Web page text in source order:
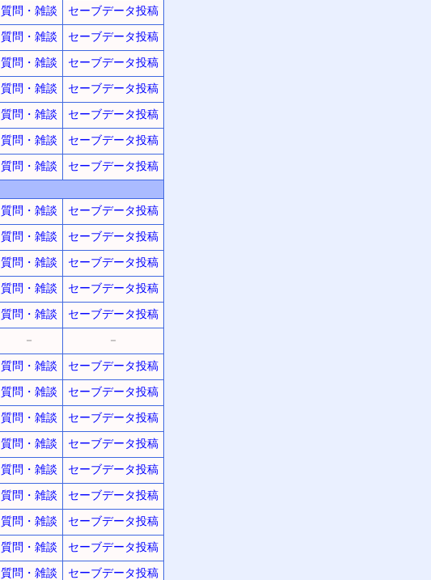
質問・雑談 セーブデータ投稿
質問・雑談 セーブデータ投稿
質問・雑談 セーブデータ投稿
質問・雑談 セーブデータ投稿
質問・雑談 セーブデータ投稿
質問・雑談 セーブデータ投稿
質問・雑談
セーブデータ投稿
質問・雑談 セーブデータ投稿
質問・雑談 セーブデータ投稿
質問・雑談 セーブデータ投稿
質問・雑談 セーブデータ投稿
質問・雑談 セーブデータ投稿
－ －
質問・雑談 セーブデータ投稿
質問・雑談 セーブデータ投稿
質問・雑談 セーブデータ投稿
質問・雑談 セーブデータ投稿
質問・雑談 セーブデータ投稿
質問・雑談 セーブデータ投稿
質問・雑談 セーブデータ投稿
質問・雑談 セーブデータ投稿
質問・雑談 セーブデータ投稿